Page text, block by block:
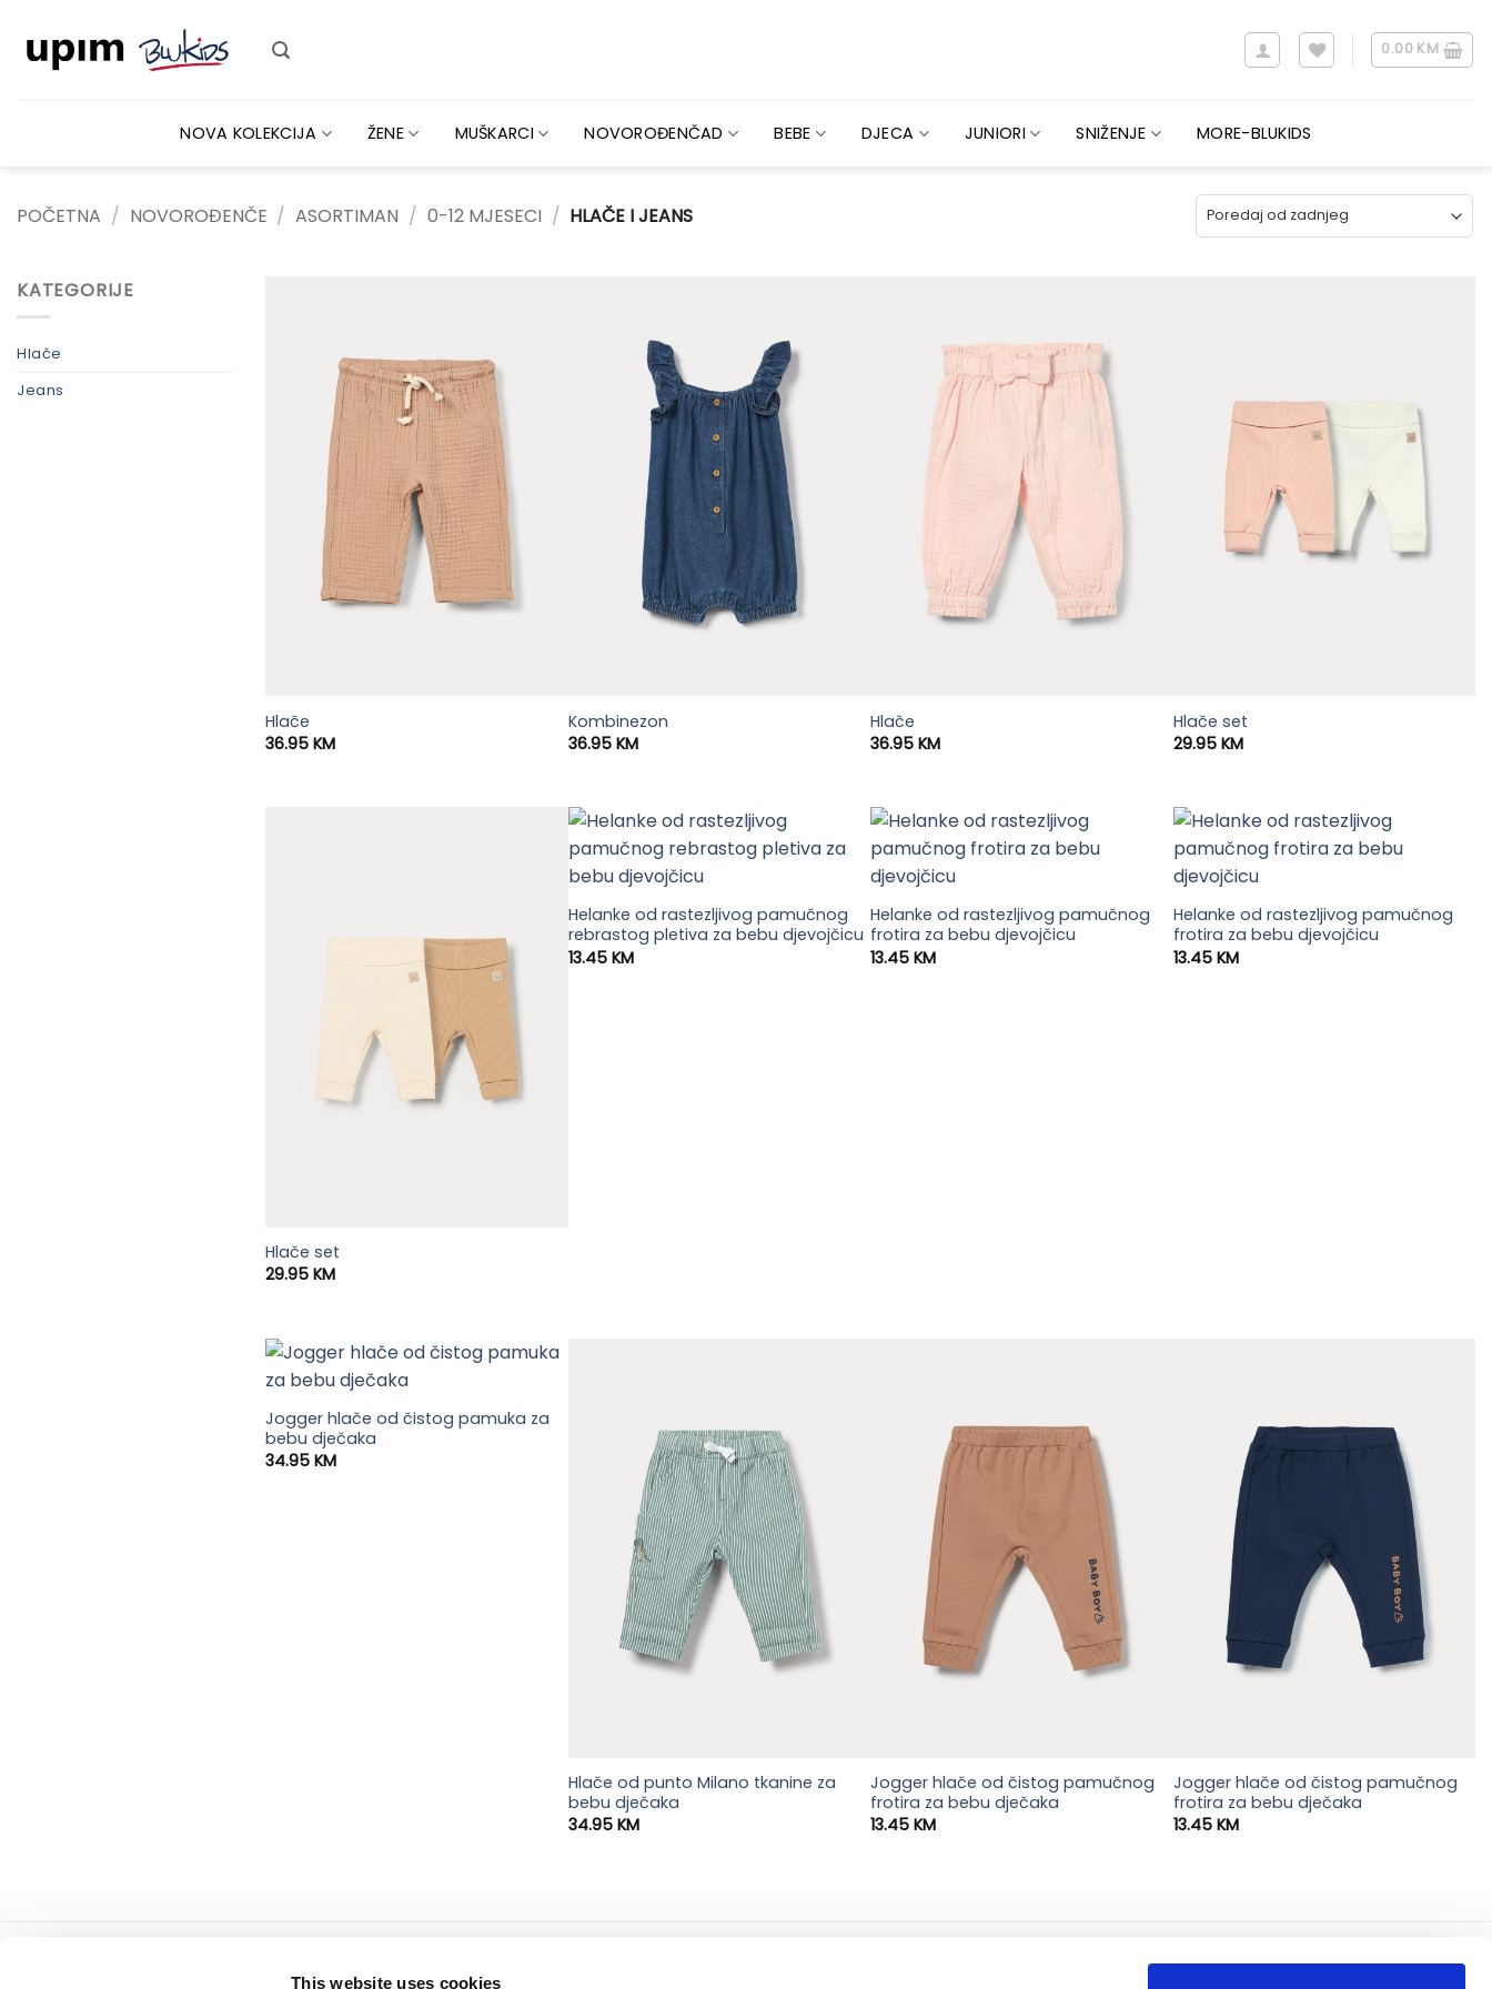
This website uses cookies
content
0.00 KM
NOVA KOLEKCIJA ŽENE MUŠKARCI NOVOROĐENČAD BEBE DJECA JUNIORI SNIŽENJE MORE-BLUKIDS
POČETNA / NOVOROĐENČE / ASORTIMAN / 0-12 MJESECI / HLAČE I JEANS
KATEGORIJE
Hlače
Jeans
Hlače
36.95 KM
Kombinezon
36.95 KM
Hlače
36.95 KM
Hlače set
29.95 KM
Hlače set
29.95 KM
Helanke od rastezljivog pamučnog
rebrastog pletiva za bebu djevojčicu
13.45 KM
Helanke od rastezljivog pamučnog
frotira za bebu djevojčicu
13.45 KM
Helanke od rastezljivog pamučnog
frotira za bebu djevojčicu
13.45 KM
Jogger hlače od čistog pamuka za
bebu dječaka
34.95 KM
Hlače od punto Milano tkanine za
bebu dječaka
34.95 KM
Jogger hlače od čistog pamučnog
frotira za bebu dječaka
13.45 KM
Jogger hlače od čistog pamučnog
frotira za bebu dječaka
13.45 KM
servisne informacije